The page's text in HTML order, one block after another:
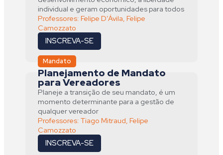
individual e geram oportunidades para todos
Professores: Felipe D’Ávila, Felipe
Camozzato
INSCREVA-SE
Mandato
Planejamento de Mandato
para Vereadores
Planeje a transição de seu mandato, é um
momento determinante para a gestão de
qualquer vereador
Professores:Tiago Mitraud, Felipe
Camozzato
INSCREVA-SE